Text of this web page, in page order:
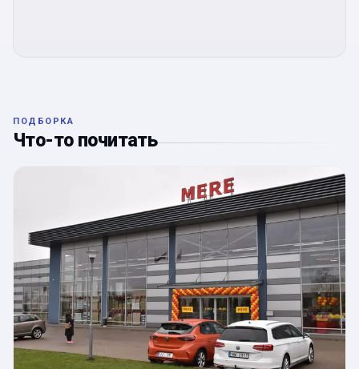
ПОДБОРКА
Что-то почитать